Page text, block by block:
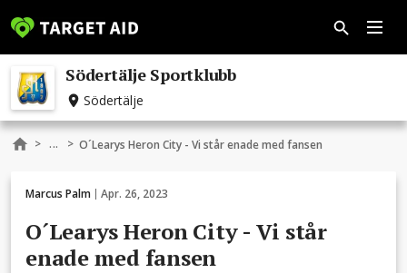
Södertälje Sportklubb
Södertälje
> ... > O´Learys Heron City - Vi står enade med fansen
Marcus Palm Apr. 26, 2023
O´Learys Heron City - Vi står
enade med fansen